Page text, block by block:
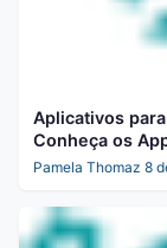
Aplicativos
Conheça os
Pamela Thomaz 8